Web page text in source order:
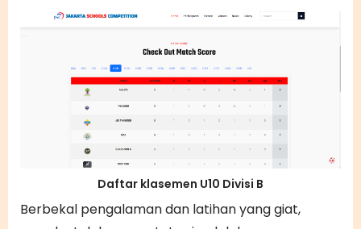
Daftar klasemen U10 Divisi B
Berbekal pengalaman dan latihan yang giat,